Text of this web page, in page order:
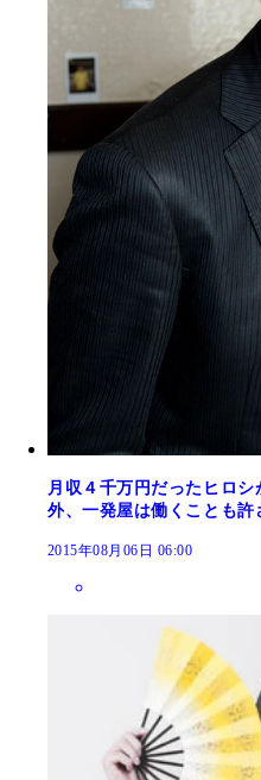
月収４千万円だったヒロ
外、一発屋は働くことも許
2015年08月06日 06:00